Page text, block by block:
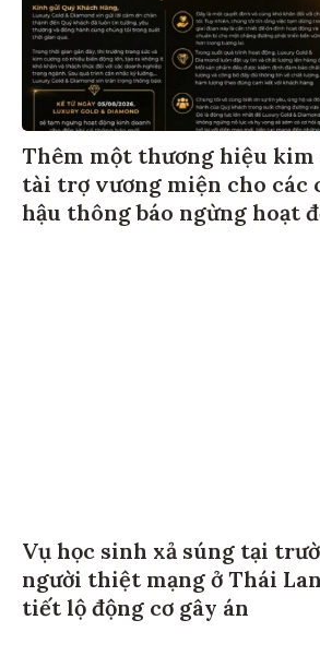
Thêm một thương hiệu kim
tài trợ vương miện cho các
hậu thông báo ngừng hoạt
Vụ học sinh xả súng tại
người thiệt mạng ở Thái
tiết lộ động cơ gây án